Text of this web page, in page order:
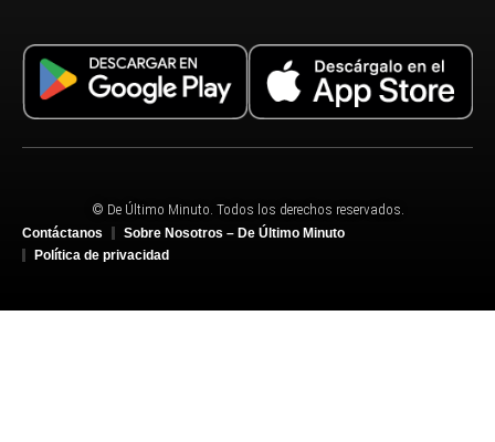
© De Último Minuto. Todos los derechos reservados.
Contáctanos
Sobre Nosotros – De Último Minuto
Política de privacidad